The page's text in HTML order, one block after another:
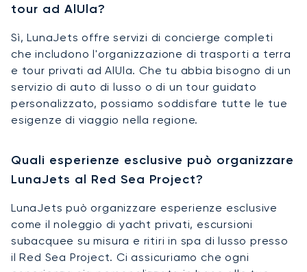
tour ad AlUla?
Sì, LunaJets offre servizi di concierge completi
che includono l'organizzazione di trasporti a terra
e tour privati ad AlUla. Che tu abbia bisogno di un
servizio di auto di lusso o di un tour guidato
personalizzato, possiamo soddisfare tutte le tue
esigenze di viaggio nella regione.
Quali esperienze esclusive può organizzare
LunaJets al Red Sea Project?
LunaJets può organizzare esperienze esclusive
come il noleggio di yacht privati, escursioni
subacquee su misura e ritiri in spa di lusso presso
il Red Sea Project. Ci assicuriamo che ogni